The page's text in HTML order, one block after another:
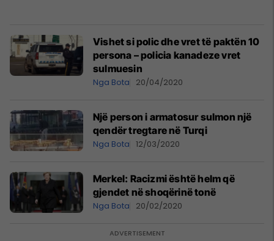
Vishet si polic dhe vret të paktën 10
persona – policia kanadeze vret
sulmuesin
Nga Bota 20/04/2020
Një person i armatosur sulmon një
qendër tregtare në Turqi
Nga Bota 12/03/2020
Merkel: Racizmi është helm që
gjendet në shoqërinë tonë
Nga Bota 20/02/2020